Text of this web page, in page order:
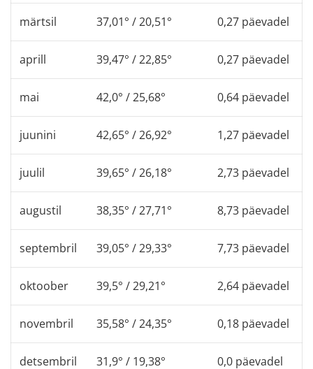
märtsil 37,01° / 20,51° 0,27 päevadel
aprill 39,47° / 22,85° 0,27 päevadel
mai 42,0° / 25,68° 0,64 päevadel
juunini 42,65° / 26,92° 1,27 päevadel
juulil 39,65° / 26,18° 2,73 päevadel
augustil 38,35° / 27,71° 8,73 päevadel
septembril 39,05° / 29,33° 7,73 päevadel
oktoober 39,5° / 29,21° 2,64 päevadel
novembril 35,58° / 24,35° 0,18 päevadel
detsembril 31,9° / 19,38° 0,0 päevadel